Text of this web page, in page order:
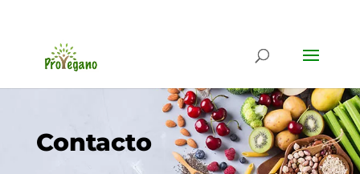
Contacto